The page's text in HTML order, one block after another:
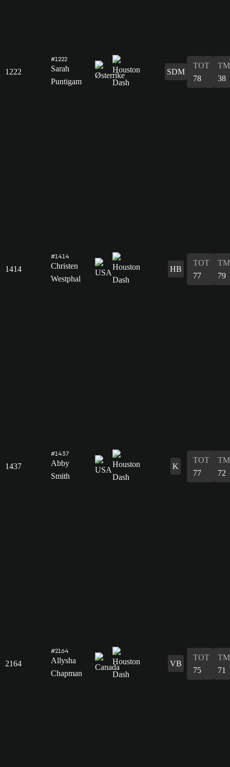
1222
#1222
Sarah
Puntigam
SDM
TOT
78
38
1414
#1414
Christen
Westphal
HB
TOT
77
79
1437
#1437
Abby
Smith
K
TOT
77
72
2164
#2164
Allysha
Chapman
VB
TOT
75
71